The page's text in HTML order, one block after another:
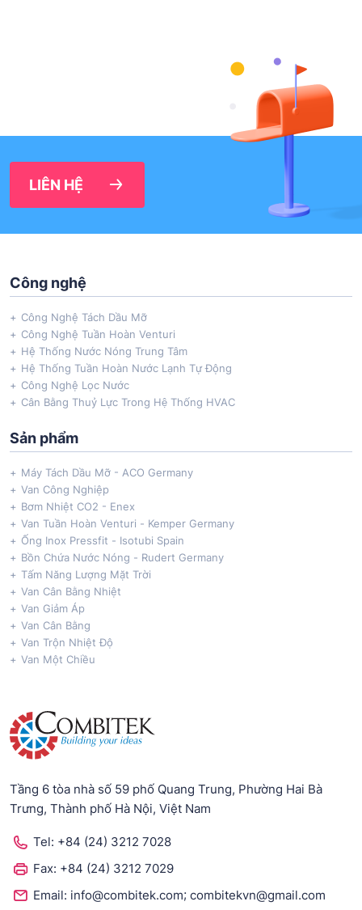
LIÊN HỆ
Công nghệ
Công Nghệ Tách Dầu Mỡ
Công Nghệ Tuần Hoàn Venturi
Hệ Thống Nước Nóng Trung Tâm
Hệ Thống Tuần Hoàn Nước Lạnh Tự Động
Công Nghệ Lọc Nước
Cân Bằng Thuỷ Lực Trong Hệ Thống HVAC
Sản phẩm
Máy Tách Dầu Mỡ - ACO Germany
Van Công Nghiệp
Bơm Nhiệt CO2 - Enex
Van Tuần Hoàn Venturi - Kemper Germany
Ống Inox Pressfit - Isotubi Spain
Bồn Chứa Nước Nóng - Rudert Germany
Tấm Năng Lượng Mặt Trời
Van Cân Bằng Nhiệt
Van Giảm Áp
Van Cân Bằng
Van Trộn Nhiệt Độ
Van Một Chiều
Tầng 6 tòa nhà số 59 phố Quang Trung, Phường Hai Bà
Trưng, Thành phố Hà Nội, Việt Nam
Tel: +84 (24) 3212 7028
Fax: +84 (24) 3212 7029
Email: info@combitek.com; combitekvn@gmail.com